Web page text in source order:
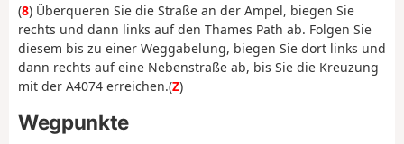
(8) Überqueren Sie die Straße an der Ampel, biegen Sie
rechts und dann links auf den Thames Path ab. Folgen Sie
diesem bis zu einer Weggabelung, biegen Sie dort links und
dann rechts auf eine Nebenstraße ab, bis Sie die Kreuzung
mit der A4074 erreichen.(Z)
Wegpunkte